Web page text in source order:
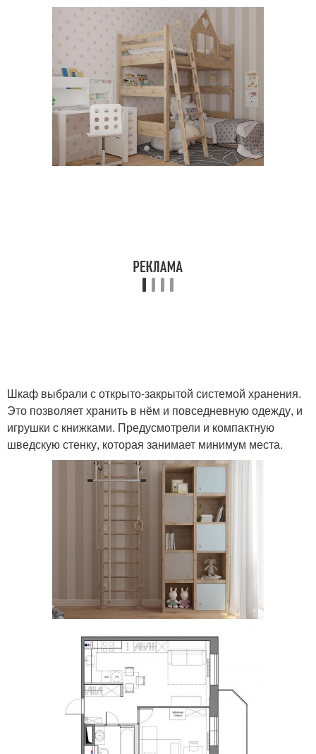
Шкаф выбрали с открыто-закрытой системой хранения.
Это позволяет хранить в нём и повседневную одежду, и
игрушки с книжками. Предусмотрели и компактную
шведскую стенку, которая занимает минимум места.